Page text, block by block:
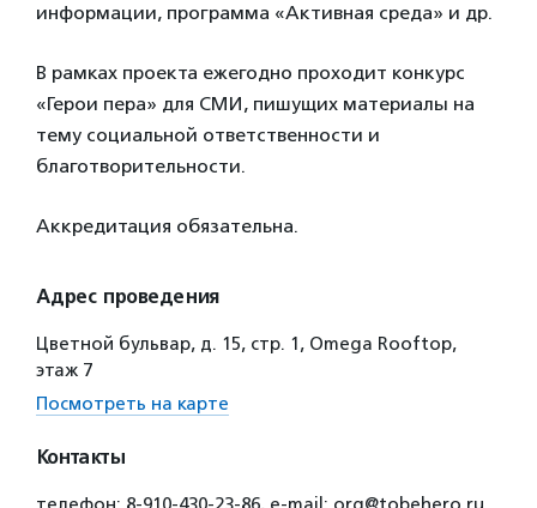
информации, программа «Активная среда» и др.
В рамках проекта ежегодно проходит конкурс
«Герои пера» для СМИ, пишущих материалы на
тему социальной ответственности и
благотворительности.
Аккредитация обязательна.
Адрес проведения
Цветной бульвар, д. 15, стр. 1, Omega Rooftop,
этаж 7
Посмотреть на карте
Контакты